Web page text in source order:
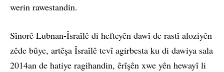
werin rawestandin.
Sînorê Lubnan-Îsraîlê di hefteyên dawî de rastî aloziyên
zêde bûye, artêşa Îsraîlê tevî agirbesta ku di dawiya sala
2014an de hatiye ragihandin, êrîşên xwe yên hewayî li